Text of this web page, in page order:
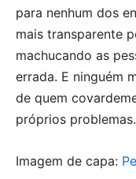
para nenhum dos
mais transparente
machucando as
errada. E ninguém
de quem
próprios problemas.
Imagem de capa: